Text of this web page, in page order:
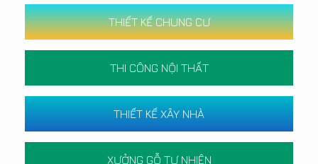
THIẾT KẾ CHUNG CƯ
THI CÔNG NỘI THẤT
THIẾT KẾ XÂY NHÀ
XƯỞNG GỖ TỰ NHIÊN